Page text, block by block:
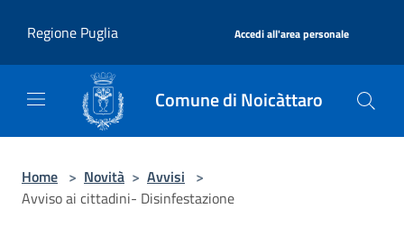
Regione Puglia
Accedi all'area personale
Comune di Noicàttaro
Home > Novità > Avvisi >
Avviso ai cittadini- Disinfestazione